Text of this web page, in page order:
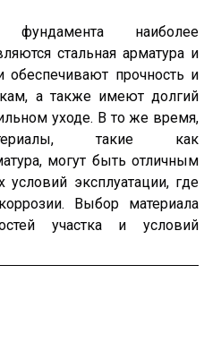
наиболее
стальная арматура и
обеспечивают прочность и
а также имеют долгий
уходе. В то же время,
такие как
могут быть отличным
эксплуатации, где
Выбор материала
участка и условий